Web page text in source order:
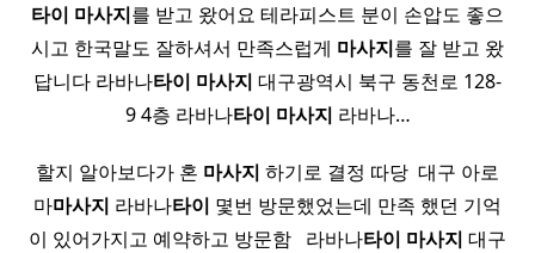
타이 마사지를 받고 왔어요 테라피스트 분이 손압도 좋으
시고 한국말도 잘하셔서 만족스럽게 마사지를 잘 받고 왔
답니다 라바나타이 마사지 대구광역시 북구 동천로 128-
9 4층 라바나타이 마사지 라바나…
할지 알아보다가 혼 마사지 하기로 결정 따당 ​ 대구 아로
마마사지 라바나타이 몇번 방문했었는데 만족 했던 기억
이 있어가지고 예약하고 방문함 ​ ​ 라바나타이 마사지 대구